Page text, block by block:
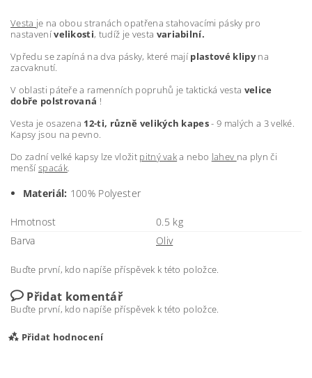
Vesta je na obou stranách opatřena stahovacími pásky pro
nastavenívelikosti, tudíž je vesta variabilní.
Vpředu se zapíná na dva pásky, které mají plastové klipyna
zacvaknutí.
V oblasti páteře a ramenních popruhů je taktická vesta velice
dobře polstrovaná !
Vesta je osazena 12-ti, různě velikých kapes- 9 malých a 3 velké.
Kapsy jsou na pevno.
Do zadní velké kapsy lze vložit pitný vaka nebo lahev na plyn či
menší spacák.
Materiál: 100% Polyester
Hmotnost
0.5 kg
Barva
Oliv
Buďte první, kdo napíše příspěvek k této položce.
Přidat komentář
Buďte první, kdo napíše příspěvek k této položce.
Přidat hodnocení